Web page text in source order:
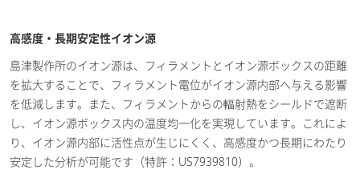
高感度・長期安定性イオン源
島津製作所のイオン源は、フィラメントとイオン源ボックスの距離
を拡大することで、フィラメント電位がイオン源内部へ与える影響
を低減します。また、フィラメントからの輻射熱をシールドで遮断
し、イオン源ボックス内の温度均一化を実現しています。これによ
り、イオン源内部に活性点が生じにくく、高感度かつ長期にわたり
安定した分析が可能です（特許：US7939810）。